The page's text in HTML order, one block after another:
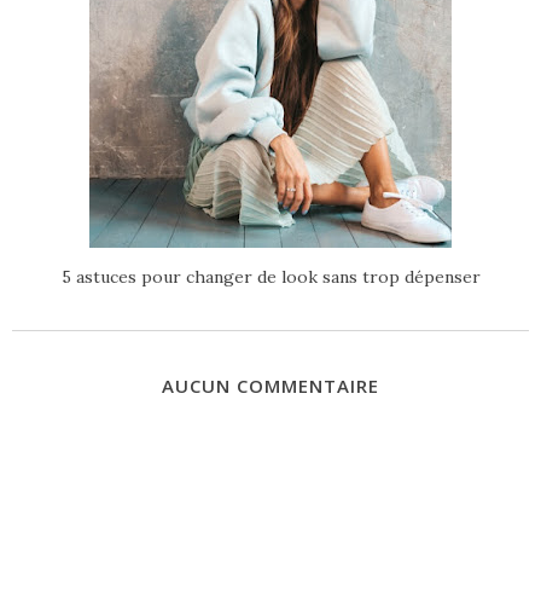
5 astuces pour changer de look sans trop dépenser
AUCUN COMMENTAIRE